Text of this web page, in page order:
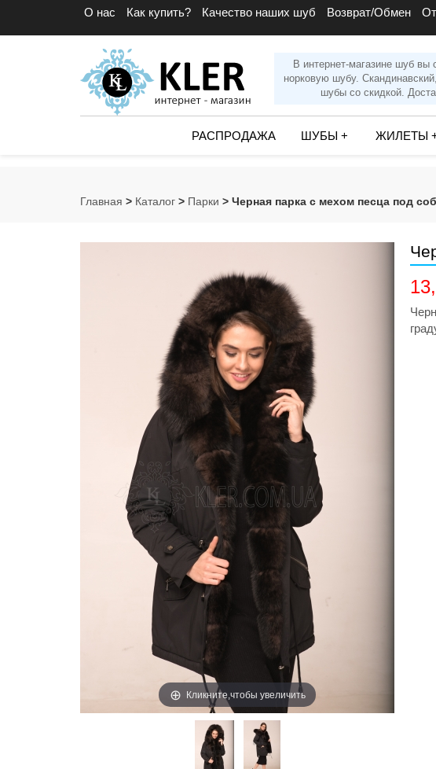
О нас Как купить? Качество наших шуб Возврат/Обмен
В интернет-магазине шуб вы
норковую шубу.
шубы со скидкой.
РАСПРОДАЖА ШУБЫ + ЖИЛЕТЫ
Главная > Каталог > Парки > Черная парка с мехом песца под
Кликните,чтобы увеличить